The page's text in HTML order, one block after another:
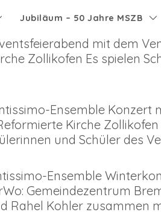
Jubiläum – 50 Jahre MSZB
mit dem
Zollikofen Es spielen
Ensemble
Kirche
und Schüler des
Ensemble
Gemeindezentrum
Rahel Kohler zusammen